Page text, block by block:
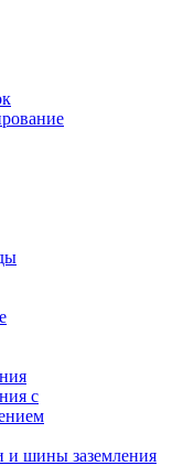
с
и шины заземления